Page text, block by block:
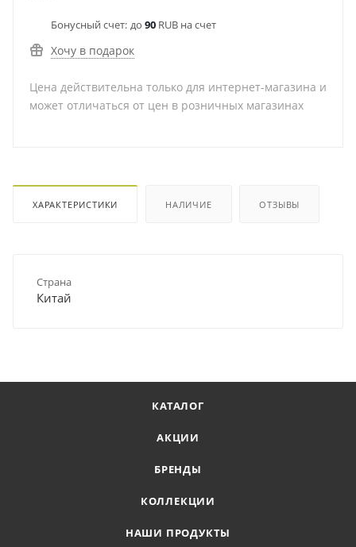
Бонусный счет: до 90 RUB на счет
Хочу в подарок
Цена действительна только для интернет-магазина и
может отличаться от цен в розничных магазинах
ХАРАКТЕРИСТИКИ НАЛИЧИЕ ОТЗЫВЫ
Страна
Китай
КАТАЛОГ
АКЦИИ
БРЕНДЫ
КОЛЛЕКЦИИ
НАШИ ПРОДУКТЫ